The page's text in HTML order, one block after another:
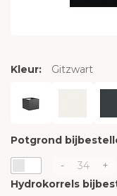
Kleur: Gitzwart
Potgrond
-
+
Hydrokorrels